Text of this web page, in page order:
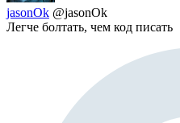
jasonOk @jasonOk
Легче болтать, чем код писать